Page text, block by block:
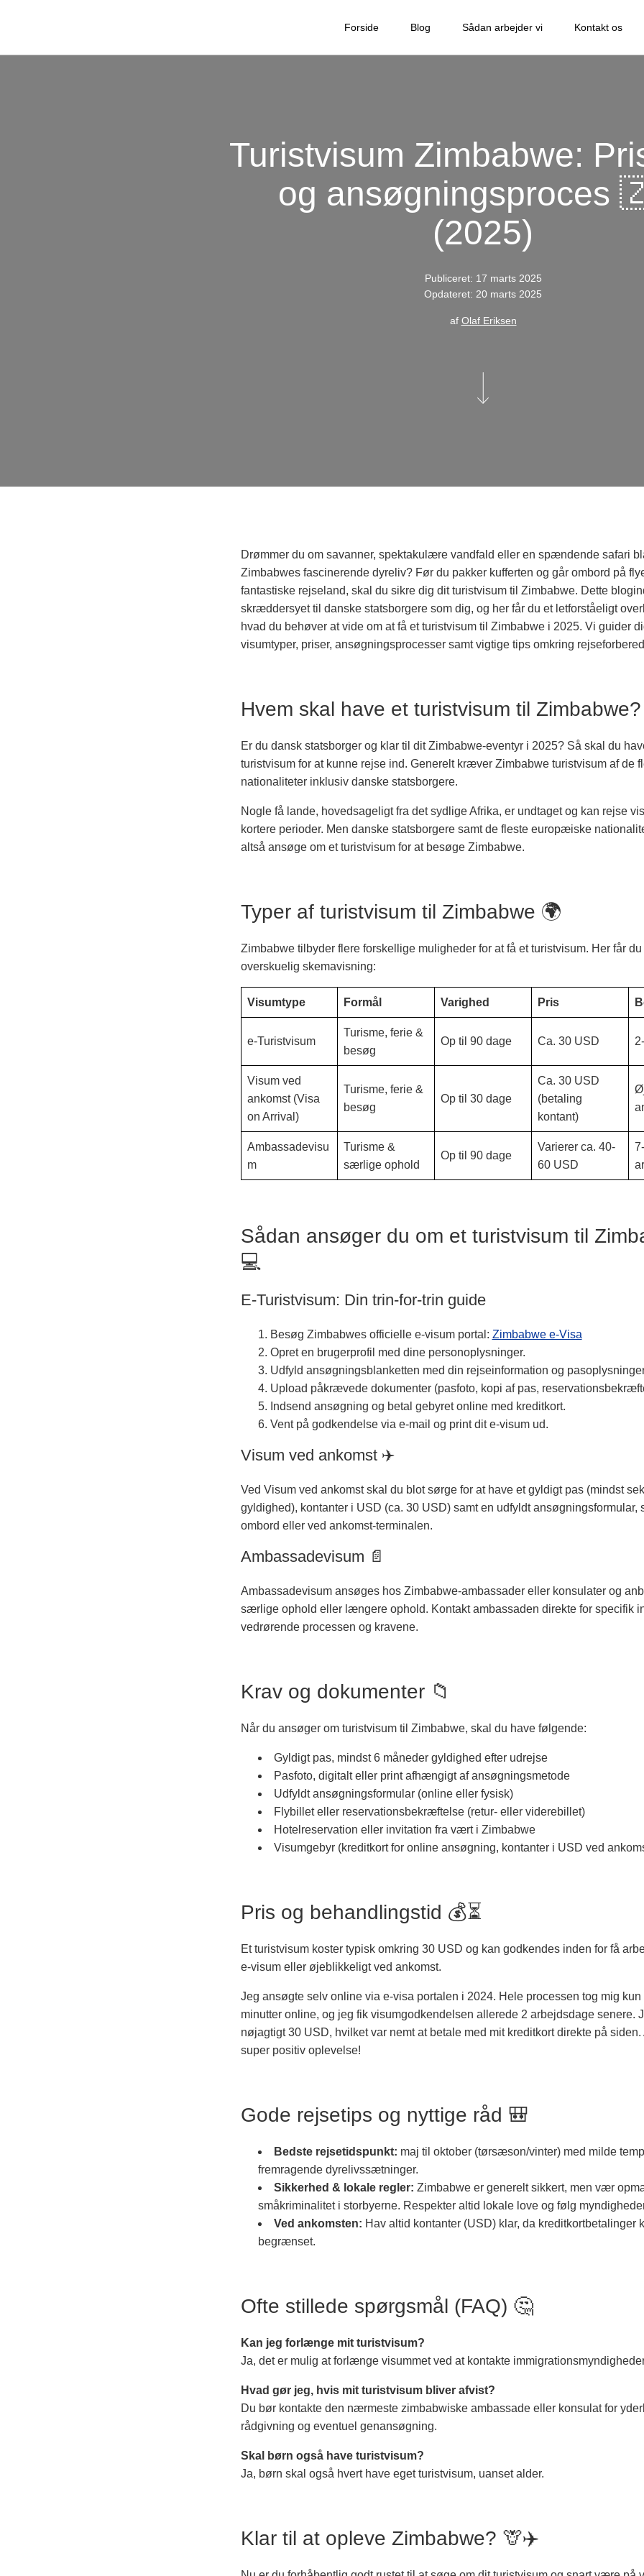
Forside Blog Sådan arbejder vi Kontakt os
Turistvisum Zimbabwe:
og
(2025)
Publiceret: 17 marts 2025
Opdateret: 20 marts 2025
af Olaf Eriksen
Drømmer du om savanner, spektakulære vandfald eller en spændende safari
Zimbabwes fascinerende dyreliv? Før du pakker kufferten og går ombord på
fantastiske rejseland, skal du sikre dig dit turistvisum til Zimbabwe. Dette
skræddersyet til danske statsborgere som dig, og her får du et letforståeligt
hvad du behøver at vide om at få et turistvisum til Zimbabwe i 2025. Vi guider
visumtyper, priser, ansøgningsprocesser samt vigtige tips omkring
Hvem skal have et turistvisum til
Er du dansk statsborger og klar til dit Zimbabwe-eventyr i 2025? Så skal du
turistvisum for at kunne rejse ind. Generelt kræver Zimbabwe turistvisum af de
nationaliteter inklusiv danske statsborgere.
Nogle få lande, hovedsageligt fra det sydlige Afrika, er undtaget og kan rejse
kortere perioder. Men danske statsborgere samt de fleste europæiske
altså ansøge om et turistvisum for at besøge Zimbabwe.
Typer af turistvisum til Zimbabwe 🌍
Zimbabwe tilbyder flere forskellige muligheder for at få et turistvisum. Her får
overskuelig skemavisning:
Visumtype Formål Varighed Pris
e-Turistvisum
Turisme, ferie &
besøg
Op til 90 dage Ca. 30 USD
Visum ved
ankomst (Visa
on Arrival)
Turisme, ferie &
besøg
Op til 30 dage
Ca. 30 USD
(betaling
kontant)
Ambassadevisu
m
Turisme &
særlige ophold
Op til 90 dage
Varierer ca. 40-
60 USD
Sådan ansøger du om et turistvisum til
💻
E-Turistvisum: Din trin-for-trin guide
Besøg Zimbabwes officielle e-visum portal: Zimbabwe e-Visa
Opret en brugerprofil med dine personoplysninger.
Udfyld ansøgningsblanketten med din rejseinformation og
Upload påkrævede dokumenter (pasfoto, kopi af pas,
Indsend ansøgning og betal gebyret online med kreditkort.
Vent på godkendelse via e-mail og print dit e-visum ud.
Visum ved ankomst ✈️
Ved Visum ved ankomst skal du blot sørge for at have et gyldigt pas (mindst
gyldighed), kontanter i USD (ca. 30 USD) samt en udfyldt ansøgningsformular,
ombord eller ved ankomst-terminalen.
Ambassadevisum 📄
Ambassadevisum ansøges hos Zimbabwe-ambassader eller konsulater og
særlige ophold eller længere ophold. Kontakt ambassaden direkte for specifik
vedrørende processen og kravene.
Krav og dokumenter 📁
Når du ansøger om turistvisum til Zimbabwe, skal du have følgende:
Gyldigt pas, mindst 6 måneder gyldighed efter udrejse
Pasfoto, digitalt eller print afhængigt af ansøgningsmetode
Udfyldt ansøgningsformular (online eller fysisk)
Flybillet eller reservationsbekræftelse (retur- eller viderebillet)
Hotelreservation eller invitation fra vært i Zimbabwe
Visumgebyr (kreditkort for online ansøgning, kontanter i USD ved
Pris og behandlingstid 💰⏳
Et turistvisum koster typisk omkring 30 USD og kan godkendes inden for få
e-visum eller øjeblikkeligt ved ankomst.
Jeg ansøgte selv online via e-visa portalen i 2024. Hele processen tog mig kun
minutter online, og jeg fik visumgodkendelsen allerede 2 arbejdsdage senere.
nøjagtigt 30 USD, hvilket var nemt at betale med mit kreditkort direkte på siden.
super positiv oplevelse!
Gode rejsetips og nyttige råd 🎒
Bedste rejsetidspunkt: maj til oktober (tørsæson/vinter) med milde
fremragende dyrelivssætninger.
Sikkerhed & lokale regler: Zimbabwe er generelt sikkert, men vær
småkriminalitet i storbyerne. Respekter altid lokale love og følg
Ved ankomsten: Hav altid kontanter (USD) klar, da kreditkortbetalinger
begrænset.
Ofte stillede spørgsmål (FAQ) 🤔
Kan jeg forlænge mit turistvisum?
Ja, det er mulig at forlænge visummet ved at kontakte
Hvad gør jeg, hvis mit turistvisum bliver afvist?
Du bør kontakte den nærmeste zimbabwiske ambassade eller konsulat for
rådgivning og eventuel genansøgning.
Skal børn også have turistvisum?
Ja, børn skal også hvert have eget turistvisum, uanset alder.
Klar til at opleve Zimbabwe? 🦒✈️